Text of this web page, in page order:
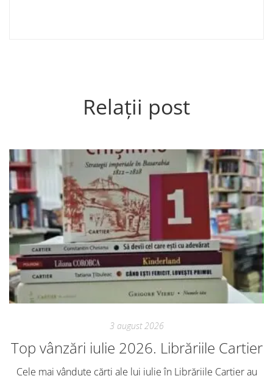
Relații post
3 august 2026
Top vânzări iulie 2026. Librăriile Cartier
Cele mai vândute cărți ale lui iulie în Librăriile Cartier au